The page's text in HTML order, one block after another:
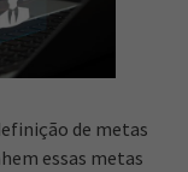
de metas
essas metas